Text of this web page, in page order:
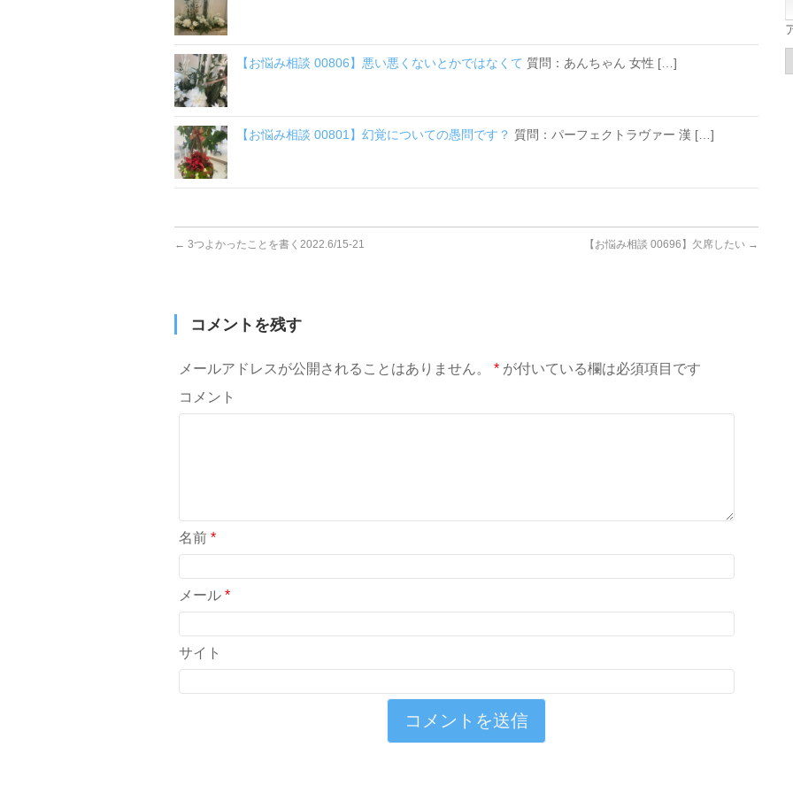
【お悩み相談 00806】悪い悪くないとかではなくて 質問：あんちゃん 女性 […]
【お悩み相談 00801】幻覚についての愚問です？ 質問：パーフェクトラヴァー 漢 […]
← 3つよかったことを書く2022.6/15-21 【お悩み相談 00696】欠席したい →
コメントを残す
メールアドレスが公開されることはありません。 * が付いている欄は必須項目です
コメント
名前 *
メール *
サイト